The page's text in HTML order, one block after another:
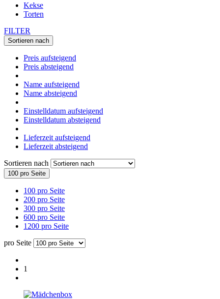
Kekse
Torten
FILTER
Sortieren nach
Preis aufsteigend
Preis absteigend
Name aufsteigend
Name absteigend
Einstelldatum aufsteigend
Einstelldatum absteigend
Lieferzeit aufsteigend
Lieferzeit absteigend
Sortieren nach
100 pro Seite
100 pro Seite
200 pro Seite
300 pro Seite
600 pro Seite
1200 pro Seite
pro Seite
1